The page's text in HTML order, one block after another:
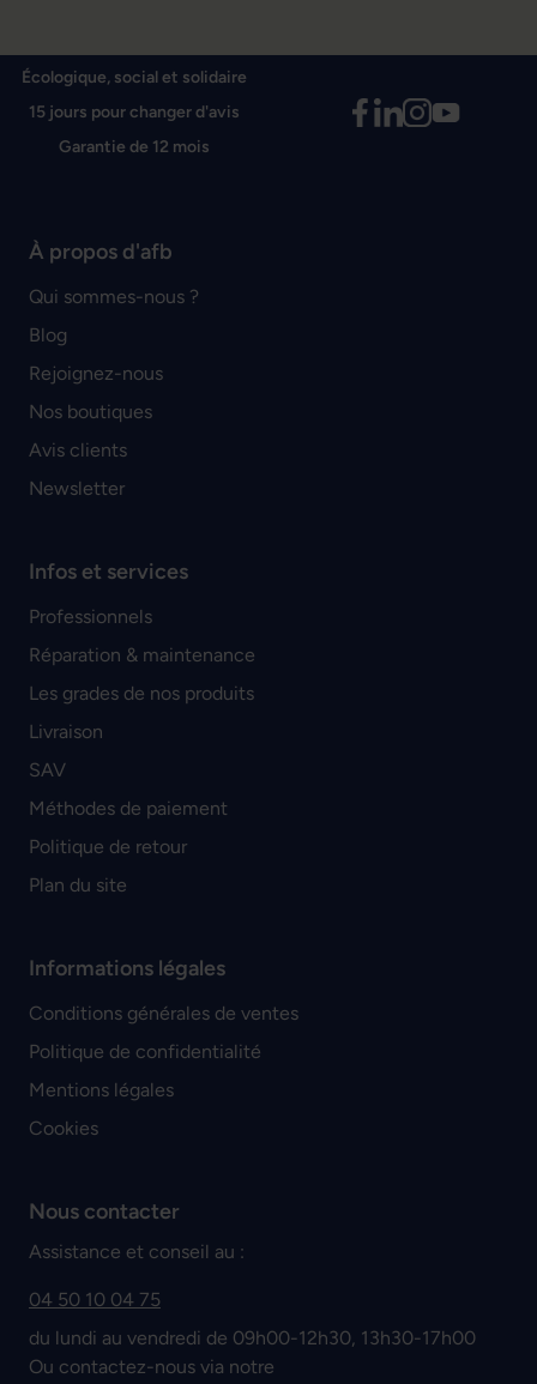
Écologique, social et solidaire
15 jours pour changer d'avis
Garantie de 12 mois
À propos d'afb
Qui sommes-nous ?
Blog
Rejoignez-nous
Nos boutiques
Avis clients
Newsletter
Infos et services
Professionnels
Réparation & maintenance
Les grades de nos produits
Livraison
SAV
Méthodes de paiement
Politique de retour
Plan du site
Informations légales
Conditions générales de ventes
Politique de confidentialité
Mentions légales
Cookies
Nous contacter
Assistance et conseil au :
04 50 10 04 75
du lundi au vendredi de 09h00-12h30, 13h30-17h00
Ou contactez-nous via notre